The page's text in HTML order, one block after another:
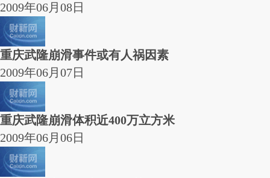
2009年06月08日
重庆武隆崩滑事件或有人祸因素
2009年06月07日
重庆武隆崩滑体积近400万立方米
2009年06月06日